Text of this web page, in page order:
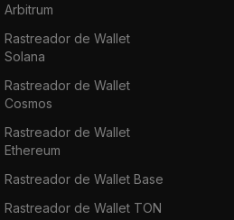
Arbitrum
Rastreador de Wallet
Solana
Rastreador de Wallet
Cosmos
Rastreador de Wallet
Ethereum
Rastreador de Wallet Base
Rastreador de Wallet TON